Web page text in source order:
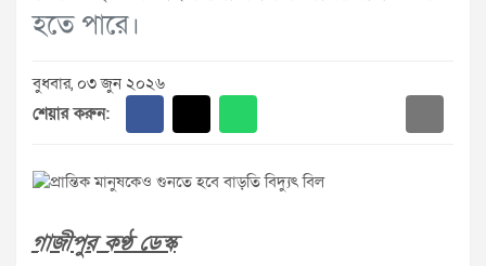
হতে পারে।
বুধবার, ০৩ জুন ২০২৬
শেয়ার করুন:
গাজীপুর কণ্ঠ ডেস্ক